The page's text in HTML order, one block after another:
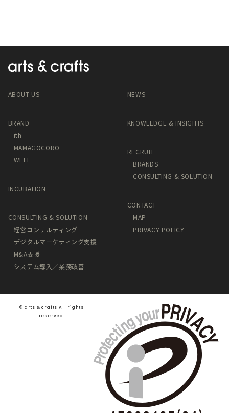
ABOUT US
BRAND
ith
MAMAGOCORO
WELL
INCUBATION
CONSULTING & SOLUTION
経営コンサルティング
デジタルマーケティング支援
M&A支援
システム導入／業務改善
NEWS
KNOWLEDGE & INSIGHTS
RECRUIT
BRANDS
CONSULTING & SOLUTION
CONTACT
MAP
PRIVACY POLICY
©️ arts & crafts All rights
reserved.